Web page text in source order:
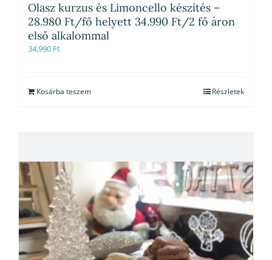
Olasz kurzus és Limoncello készítés –
28.980 Ft/fő helyett 34.990 Ft/2 fő áron
első alkalommal
34,990 Ft
Kosárba teszem Részletek